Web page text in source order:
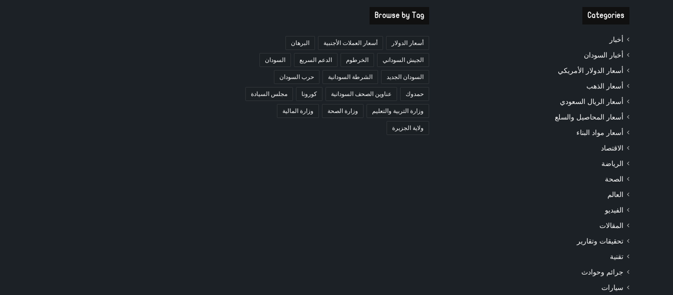
Categories
أخبار
أخبار السودان
أسعار الدولار الأمريكي
أسعار الذهب
أسعار الريال السعودي
أسعار المحاصيل والسلع
أسعار مواد البناء
الاقتصاد
الرياضة
الصحة
العالم
الفيديو
المقالات
تحقيقات وتقارير
تقنية
جرائم وحوادث
سيارات
Browse by Tag
أسعار الدولار أسعار العملات الأجنبية البرهان
الجيش السوداني الخرطوم الدعم السريع السودان
السودان الجديد الشرطة السودانية حرب السودان
حمدوك عناوين الصحف السودانية كورونا مجلس السيادة
وزارة التربية والتعليم وزارة الصحة وزارة المالية
ولاية الجزيرة